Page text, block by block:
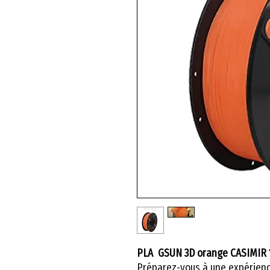
PLA GSUN 3D orange CASIMIR